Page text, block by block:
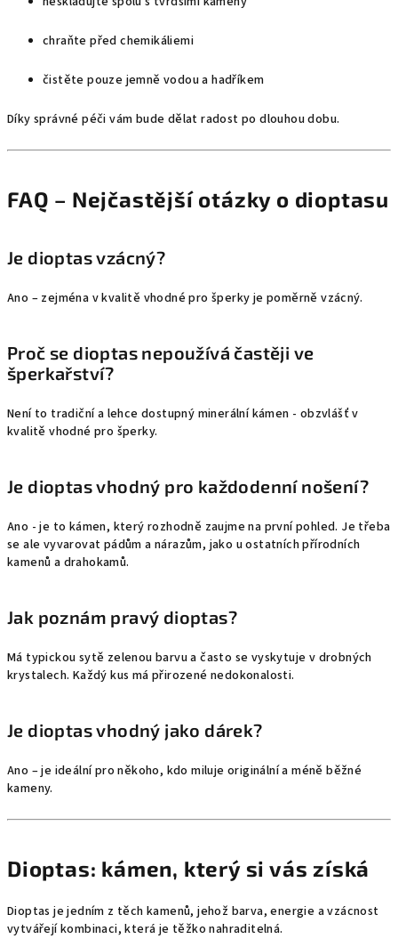
chraňte před chemikáliemi
čistěte pouze jemně vodou a hadříkem
Díky správné péči vám bude dělat radost po dlouhou dobu.
FAQ – Nejčastější otázky o dioptasu
Je dioptas vzácný?
Ano – zejména v kvalitě vhodné pro šperky je poměrně vzácný.
Proč se dioptas nepoužívá častěji ve
šperkařství?
Není to tradiční a lehce dostupný minerální kámen - obzvlášť v
kvalitě vhodné pro šperky.
Je dioptas vhodný pro každodenní nošení?
Ano - je to kámen, který rozhodně zaujme na první pohled. Je třeba
se ale vyvarovat pádům a nárazům, jako u ostatních přírodních
kamenů a drahokamů.
Jak poznám pravý dioptas?
Má typickou sytě zelenou barvu a často se vyskytuje v drobných
krystalech. Každý kus má přirozené nedokonalosti.
Je dioptas vhodný jako dárek?
Ano – je ideální pro někoho, kdo miluje originální a méně běžné
kameny.
Dioptas: kámen, který si vás získá
Dioptas je jedním z těch kamenů, jehož barva, energie a vzácnost
vytvářejí kombinaci, která je těžko nahraditelná.